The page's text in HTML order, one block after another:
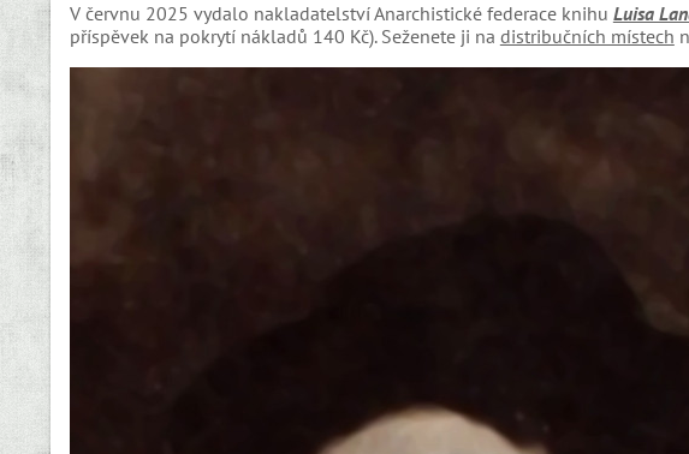
V červnu 2025 vydalo nakladatelství Anarchistické federace knihu Luisa
příspěvek na pokrytí nákladů 140 Kč). Seženete ji na distribučních místech